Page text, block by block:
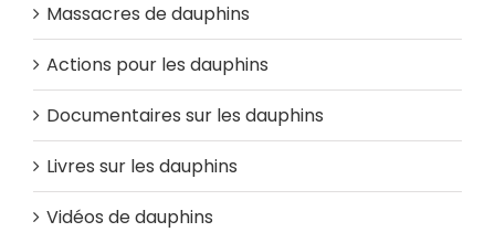
Massacres de dauphins
Actions pour les dauphins
Documentaires sur les dauphins
Livres sur les dauphins
Vidéos de dauphins